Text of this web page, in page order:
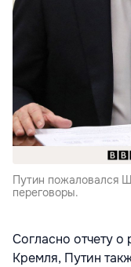
Путин пожаловался
переговоры.
Согласно отчету
Кремля, Путин